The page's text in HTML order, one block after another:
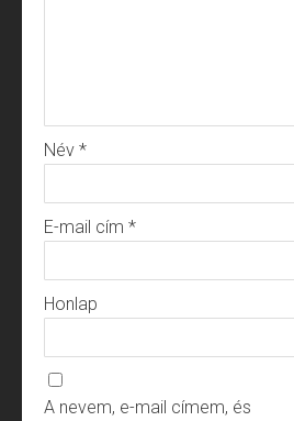
Név *
E-mail cím *
Honlap
A nevem, e-mail címem, és